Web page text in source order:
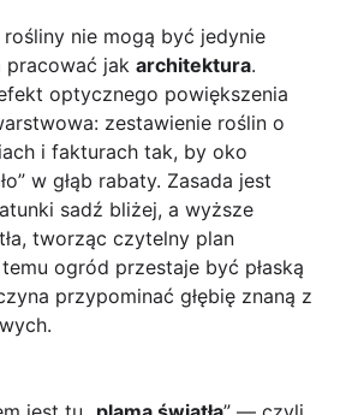
rośliny nie mogą być jedynie
pracować jak architektura.
optycznego powiększenia
zestawienie roślin o
i fakturach tak, by oko
w głąb rabaty. Zasada jest
sadź bliżej, a wyższe
tworząc czytelny plan
ogród przestaje być płaską
przypominać głębię znaną z